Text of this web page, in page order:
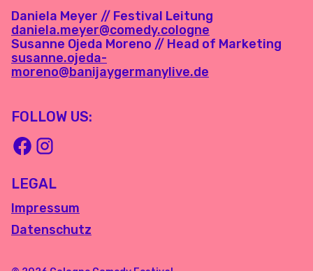
Daniela Meyer // Festival Leitung
daniela.meyer@comedy.cologne
Susanne Ojeda Moreno // Head of Marketing
susanne.ojeda-
moreno@banijaygermanylive.de
FOLLOW US:
LEGAL
Impressum
Datenschutz